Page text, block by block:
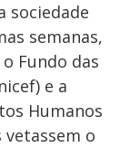
sociedade
semanas,
Fundo das
e a
Humanos
vetassem o